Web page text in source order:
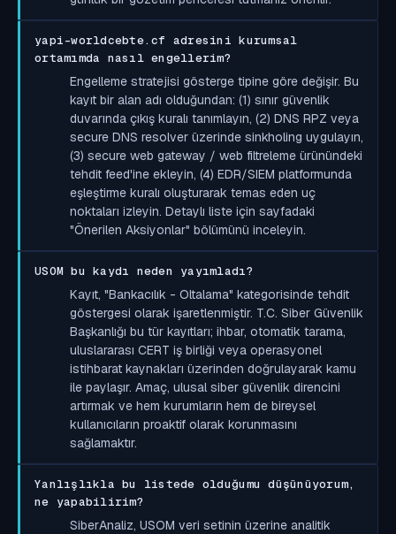
yapi-worldcebte.cf adresini kurumsal
ortamımda nasıl engellerim?
Engelleme stratejisi gösterge tipine göre değişir. Bu
kayıt bir alan adı olduğundan: (1) sınır güvenlik
duvarında çıkış kuralı tanımlayın, (2) DNS RPZ veya
secure DNS resolver üzerinde sinkholing uygulayın,
(3) secure web gateway / web filtreleme ürünündeki
tehdit feed'ine ekleyin, (4) EDR/SIEM platformunda
eşleştirme kuralı oluşturarak temas eden uç
noktaları izleyin. Detaylı liste için sayfadaki
"Önerilen Aksiyonlar" bölümünü inceleyin.
USOM bu kaydı neden yayımladı?
Kayıt, "Bankacılık - Oltalama" kategorisinde tehdit
göstergesi olarak işaretlenmiştir. T.C. Siber Güvenlik
Başkanlığı bu tür kayıtları; ihbar, otomatik tarama,
uluslararası CERT iş birliği veya operasyonel
istihbarat kaynakları üzerinden doğrulayarak kamu
ile paylaşır. Amaç, ulusal siber güvenlik direncini
artırmak ve hem kurumların hem de bireysel
kullanıcıların proaktif olarak korunmasını
sağlamaktır.
Yanlışlıkla bu listede olduğumu düşünüyorum,
ne yapabilirim?
SiberAnaliz, USOM veri setinin üzerine analitik